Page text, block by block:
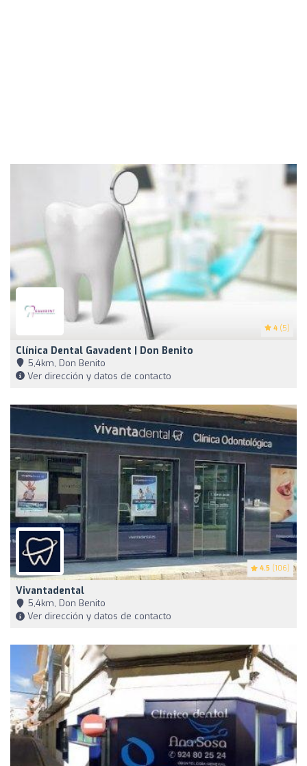
4 (5)
Clínica Dental Gavadent | Don Benito
5,4km, Don Benito
Ver dirección y datos de contacto
4.5 (106)
Vivantadental
5,4km, Don Benito
Ver dirección y datos de contacto